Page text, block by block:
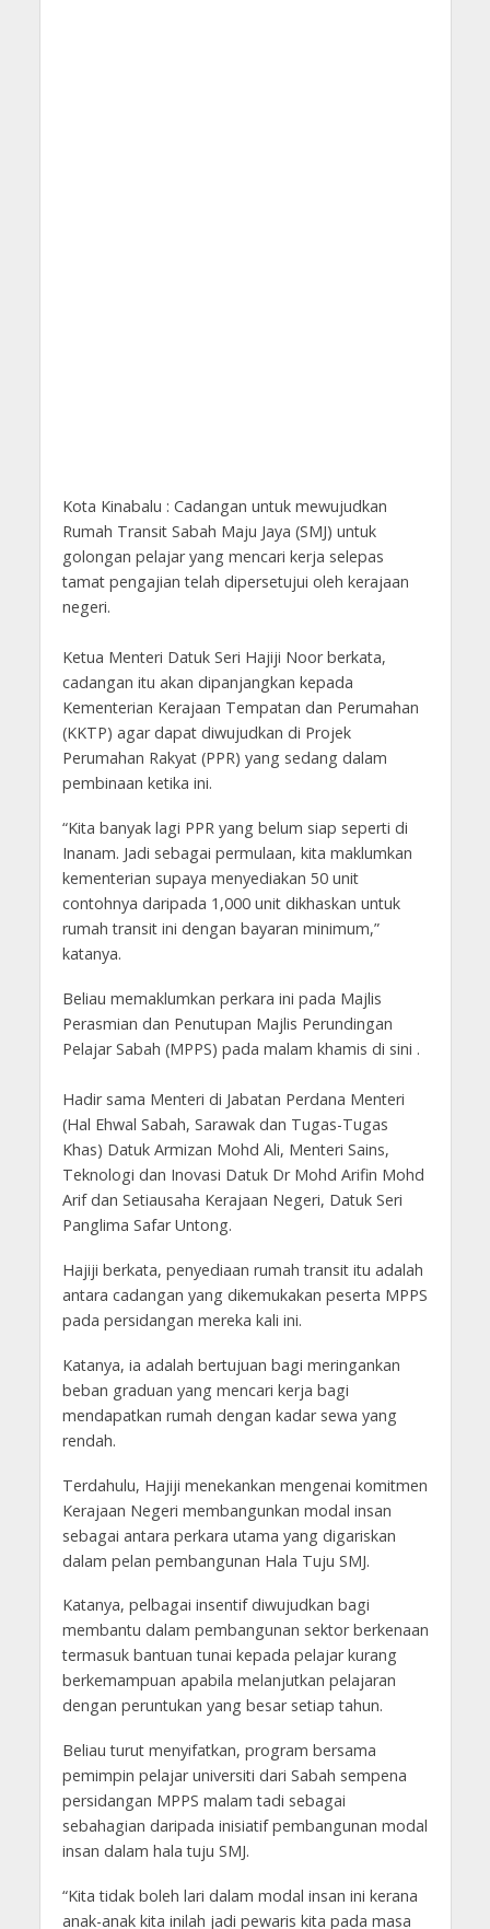
Kota Kinabalu : Cadangan untuk mewujudkan
Rumah Transit Sabah Maju Jaya (SMJ) untuk
golongan pelajar yang mencari kerja selepas
tamat pengajian telah dipersetujui oleh kerajaan
negeri.
Ketua Menteri Datuk Seri Hajiji Noor berkata,
cadangan itu akan dipanjangkan kepada
Kementerian Kerajaan Tempatan dan Perumahan
(KKTP) agar dapat diwujudkan di Projek
Perumahan Rakyat (PPR) yang sedang dalam
pembinaan ketika ini.
“Kita banyak lagi PPR yang belum siap seperti di
Inanam. Jadi sebagai permulaan, kita maklumkan
kementerian supaya menyediakan 50 unit
contohnya daripada 1,000 unit dikhaskan untuk
rumah transit ini dengan bayaran minimum,”
katanya.
Beliau memaklumkan perkara ini pada Majlis
Perasmian dan Penutupan Majlis Perundingan
Pelajar Sabah (MPPS) pada malam khamis di sini .
Hadir sama Menteri di Jabatan Perdana Menteri
(Hal Ehwal Sabah, Sarawak dan Tugas-Tugas
Khas) Datuk Armizan Mohd Ali, Menteri Sains,
Teknologi dan Inovasi Datuk Dr Mohd Arifin Mohd
Arif dan Setiausaha Kerajaan Negeri, Datuk Seri
Panglima Safar Untong.
Hajiji berkata, penyediaan rumah transit itu adalah
antara cadangan yang dikemukakan peserta MPPS
pada persidangan mereka kali ini.
Katanya, ia adalah bertujuan bagi meringankan
beban graduan yang mencari kerja bagi
mendapatkan rumah dengan kadar sewa yang
rendah.
Terdahulu, Hajiji menekankan mengenai komitmen
Kerajaan Negeri membangunkan modal insan
sebagai antara perkara utama yang digariskan
dalam pelan pembangunan Hala Tuju SMJ.
Katanya, pelbagai insentif diwujudkan bagi
membantu dalam pembangunan sektor berkenaan
termasuk bantuan tunai kepada pelajar kurang
berkemampuan apabila melanjutkan pelajaran
dengan peruntukan yang besar setiap tahun.
Beliau turut menyifatkan, program bersama
pemimpin pelajar universiti dari Sabah sempena
persidangan MPPS malam tadi sebagai
sebahagian daripada inisiatif pembangunan modal
insan dalam hala tuju SMJ.
“Kita tidak boleh lari dalam modal insan ini kerana
anak-anak kita inilah jadi pewaris kita pada masa